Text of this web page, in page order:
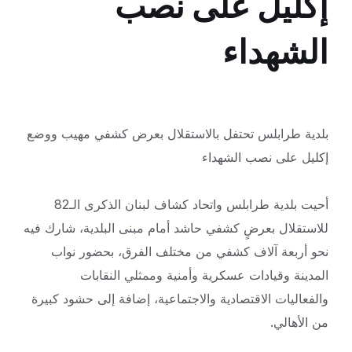
الشهداء
بلدية طرابلس تحتفل بالاستقلال بعرض كشفي مهيب ووضع
إكليل على نصب الشهداء
أحيت بلدية طرابلس واتحاد كشاف لبنان الذكرى الـ82
للاستقلال بعرضٍ كشفي حاشد أمام مبنى البلدية، شارك فيه
نحو أربعة آلاف كشفي من مختلف الفرق، بحضور نواب
المدينة وقيادات عسكرية وأمنية وممثلي النقابات
والفعاليات الاقتصادية والاجتماعية، إضافة إلى حشود كبيرة
من الأهالي.